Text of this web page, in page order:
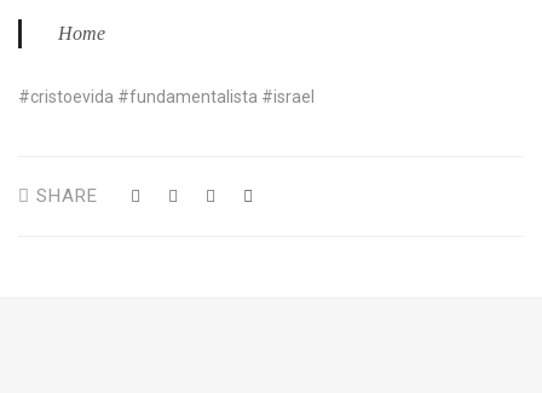
Home
#cristoevida #fundamentalista #israel
SHARE